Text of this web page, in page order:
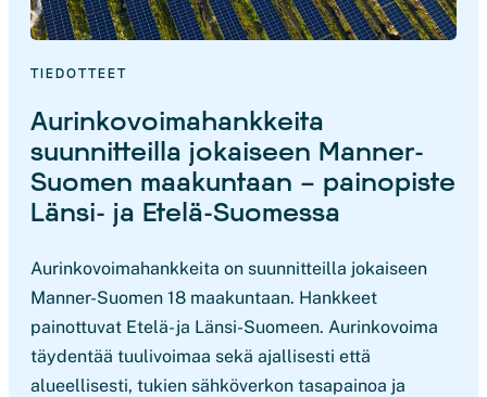
TIEDOTTEET
Aurinkovoimahankkeita
suunnitteilla jokaiseen Manner-
Suomen maakuntaan – painopiste
Länsi- ja Etelä-Suomessa
Aurinkovoimahankkeita on suunnitteilla jokaiseen
Manner-Suomen 18 maakuntaan. Hankkeet
painottuvat Etelä- ja Länsi-Suomeen. Aurinkovoima
täydentää tuulivoimaa sekä ajallisesti että
alueellisesti, tukien sähköverkon tasapainoa ja